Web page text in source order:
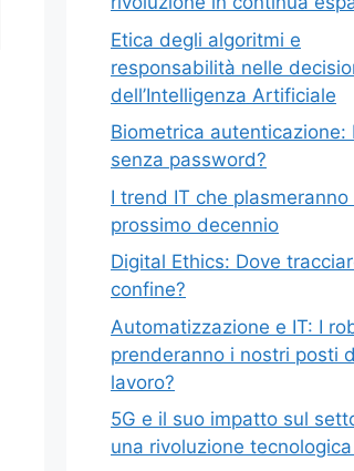
Etica degli algoritmi e
responsabilità nelle
dell’Intelligenza Artificiale
Biometrica autenticazione:
senza password?
I trend IT che plasmeranno
prossimo decennio
Digital Ethics: Dove
confine?
Automatizzazione e IT: I
prenderanno i nostri posti
lavoro?
5G e il suo impatto sul
una rivoluzione